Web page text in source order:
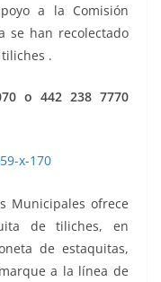
a la Comisión
se han recolectado
.
o 442 238 7770
Municipales ofrece
de tiliches, en
de estaquitas,
a la línea de